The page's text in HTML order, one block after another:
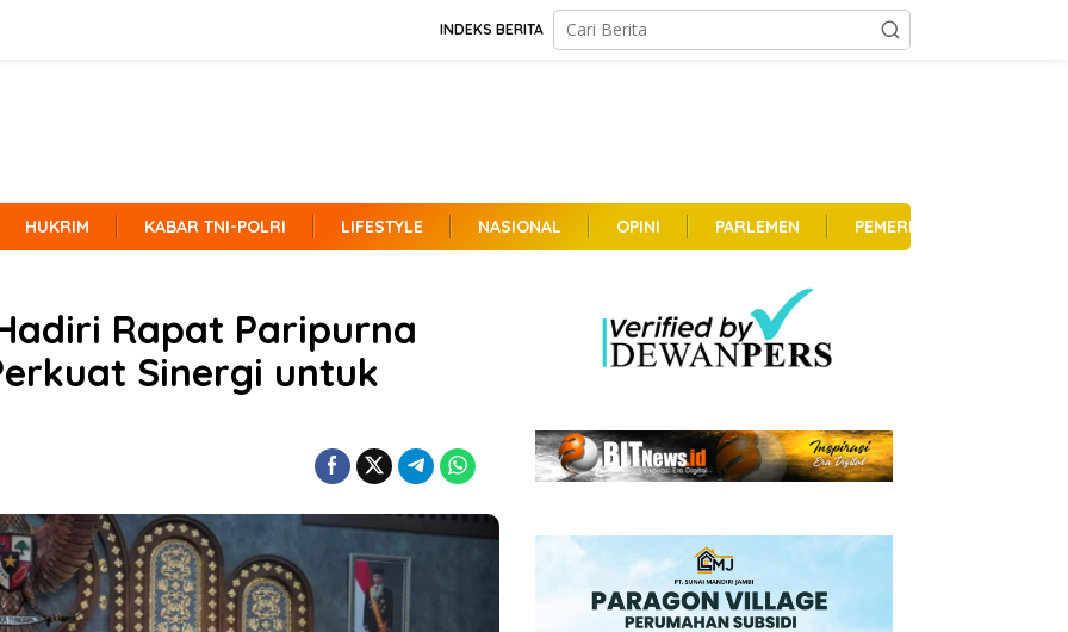
INDEKS BERITA
HUKRIM KABAR TNI-POLRI LIFESTYLE NASIONAL OPINI PARLEMEN PEMERINTAHAN
Rapat Paripurna
Sinergi untuk